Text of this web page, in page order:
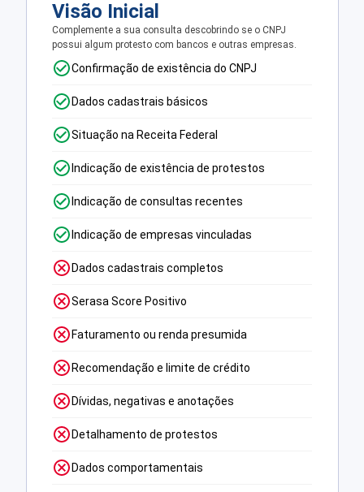
Visão Inicial
Complemente a sua consulta descobrindo se o CNPJ
possui algum protesto com bancos e outras empresas.
Confirmação de existência do CNPJ
Dados cadastrais básicos
Situação na Receita Federal
Indicação de existência de protestos
Indicação de consultas recentes
Indicação de empresas vinculadas
Dados cadastrais completos
Serasa Score Positivo
Faturamento ou renda presumida
Recomendação e limite de crédito
Dívidas, negativas e anotações
Detalhamento de protestos
Dados comportamentais